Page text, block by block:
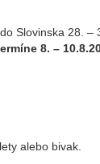
Slovinska 28. –
8. –
alebo bivak.